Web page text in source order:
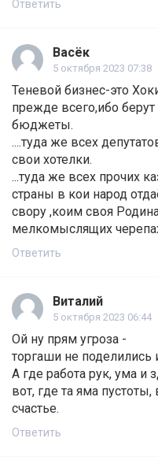
Ответить
Васёк
5 октября 2023 07:38
Теневой бизнес-это
прежде всего,ибо
бюджеты.
....туда же всех
свои хотелки.
...туда же всех прочих
страны в кои народ
свору ,коим своя
мелкомыслящих
Ответить
Виталий
5 октября 2023 06:44
Ой ну прям угроза -
торгаши не поделились
А где работа рук, ума и
вот, где та яма
счастье.
Ответить